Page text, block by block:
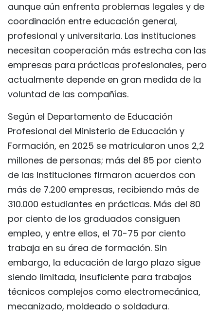
aunque aún enfrenta problemas legales y de
coordinación entre educación general,
profesional y universitaria. Las instituciones
necesitan cooperación más estrecha con las
empresas para prácticas profesionales, pero
actualmente depende en gran medida de la
voluntad de las compañías.
Según el Departamento de Educación
Profesional del Ministerio de Educación y
Formación, en 2025 se matricularon unos 2,2
millones de personas; más del 85 por ciento
de las instituciones firmaron acuerdos con
más de 7.200 empresas, recibiendo más de
310.000 estudiantes en prácticas. Más del 80
por ciento de los graduados consiguen
empleo, y entre ellos, el 70-75 por ciento
trabaja en su área de formación. Sin
embargo, la educación de largo plazo sigue
siendo limitada, insuficiente para trabajos
técnicos complejos como electromecánica,
mecanizado, moldeado o soldadura.